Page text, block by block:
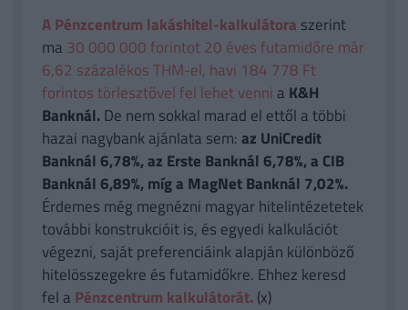
A Pénzcentrum lakáshitel-kalkulátora szerint
ma 30 000 000 forintot 20 éves futamidőre már
6,62 százalékos THM-el, havi 184 778 Ft
forintos törlesztővel fel lehet venni a K&H
Banknál.De nem sokkal marad el ettől a többi
hazai nagybank ajánlata sem:az UniCredit
Banknál 6,78%, az Erste Banknál 6,78%, a CIB
Banknál 6,89%, míg a MagNet Banknál 7,02%.
Érdemes még megnézni magyar hitelintézetetek
további konstrukcióit is, és egyedi kalkulációt
végezni, saját preferenciáink alapján különböző
hitelösszegekre és futamidőkre. Ehhez keresd
fel a Pénzcentrum kalkulátorát. (x)